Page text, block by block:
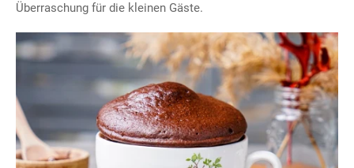
Überraschung für die kleinen Gäste.